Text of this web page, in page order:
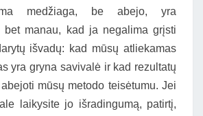
medžiaga, be abejo, yra
bet manau, kad ja negalima grįsti
išvadų: kad mūsų atliekamas
yra gryna savivalė ir kad rezultatų
mūsų metodo teisėtumu. Jei
laikysite jo išradingumą, patirtį,